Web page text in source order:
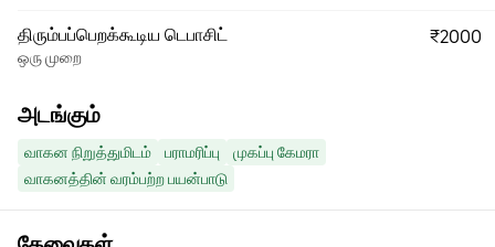
திரும்பப்பெறக்கூடிய டெபாசிட்
ஒரு முறை
₹2000
அடங்கும்
வாகன நிறுத்துமிடம் பராமரிப்பு
முகப்பு கேமரா
வாகனத்தின் வரம்பற்ற பயன்பாடு